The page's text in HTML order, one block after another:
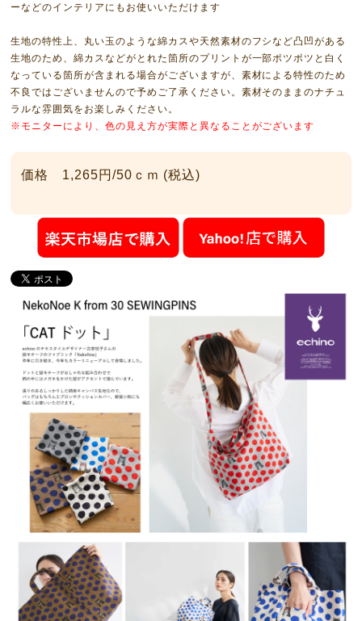
ーなどのインテリアにもお使いいただけます
生地の特性上、丸い玉のような綿カスや天然素材のフシなど凸凹がある
生地のため、綿カスなどがとれた箇所のプリントが一部ポツポツと白く
なっている箇所が含まれる場合がございますが、素材による特性のため
不良ではございませんので予めご了承ください。素材そのままのナチュ
ラルな雰囲気をお楽しみください。
※モニターにより、色の見え方が実際と異なることがございます
価格 1,265円/50ｃｍ (税込)